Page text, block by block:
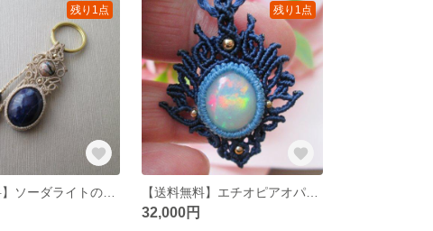
残り1点 残り1点
32,000円